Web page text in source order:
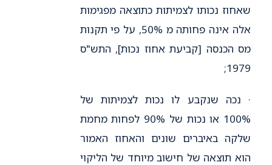
שאחוז נכותו לצמיתות כתוצאה מפגימות
אלה אינה פחותה מ 50%, על פי תקנות
מס הכנסה [קביעת אחוז נכות], התש"ס
1979;
· נכה שנקבע לו נכות לצמיתות של
100% או נכות של 90% לפחות מחמת
שלקה באיברים שונים והאחוז האמור
הוא תוצאה של חישוב מיוחד של הליקוי